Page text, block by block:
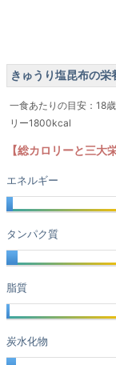
きゅうり塩昆布の栄
一食あたりの目安：18
リー1800kcal
【総カロリーと三大
エネルギー
タンパク質
脂質
炭水化物